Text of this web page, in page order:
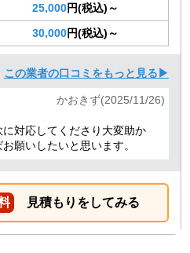
25,000円(税込)～
30,000円(税込)～
この業者の口コミをもっと見る▶
かおきず(2025/11/26)
対応してくださり大変助か
願いしたいと思います。
見積もりをしてみる